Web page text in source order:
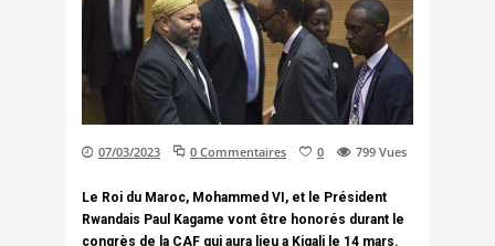
07/03/2023 0 Commentaires 0 799 Vues
Le Roi du Maroc, Mohammed VI, et le Président
Rwandais Paul Kagame vont être honorés durant le
congrès de la CAF qui aura lieu a Kigali le 14 mars.